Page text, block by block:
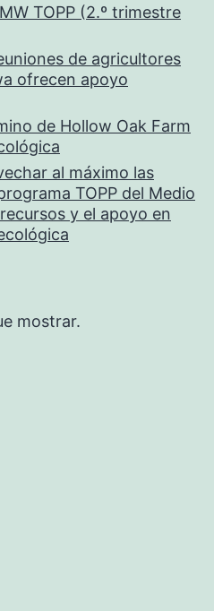
TOPP (2.º trimestre
de agricultores
ofrecen apoyo
de Hollow Oak Farm
al máximo las
TOPP del Medio
y el apoyo en
mostrar.